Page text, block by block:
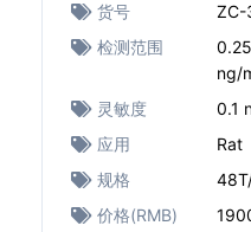
货号
ZC-
检测范围
ng/
灵敏度
0.1
应用
Rat
规格
价格(RMB)